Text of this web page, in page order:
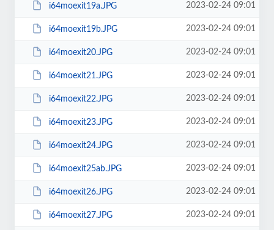
i64moexit19a.JPG 2023-02-24 09:01
i64moexit19b.JPG 2023-02-24 09:01
i64moexit20.JPG 2023-02-24 09:01
i64moexit21.JPG 2023-02-24 09:01
i64moexit22.JPG 2023-02-24 09:01
i64moexit23.JPG 2023-02-24 09:01
i64moexit24.JPG 2023-02-24 09:01
i64moexit25ab.JPG 2023-02-24 09:01
i64moexit26.JPG 2023-02-24 09:01
i64moexit27.JPG 2023-02-24 09:01